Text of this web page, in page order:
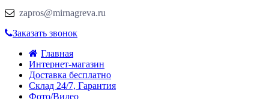
zapros@mirnagreva.ru
Заказать звонок
Главная
Интернет-магазин
Доставка бесплатно
Склад 24/7, Гарантия
Фото/Видео